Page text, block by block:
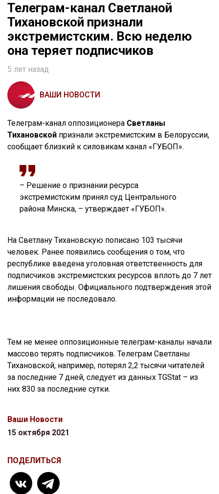
Телеграм-канал Светланой
Тихановской признали
экстремистским. Всю неделю
она теряет подписчиков
5 лет назад
ВАШИ НОВОСТИ
Телеграм-канал оппозиционера Светланы
Тихановской признали экстремистским в Белоруссии,
сообщает близкий к силовикам канал «ГУБОП».
– Решение о признании ресурса
экстремистским принял суд Центрального
района Минска, – утверждает «ГУБОП».
На Светлану Тихановскую пописано 103 тысячи
человек. Ранее появились сообщения о том, что
республике введена уголовная ответственность для
подписчиков экстремистских ресурсов вплоть до 7 лет
лишения свободы. Официального подтверждения этой
информации не последовало.
Тем не менее оппозиционные телеграм-каналы начали
массово терять подписчиков. Телеграм Светланы
Тихановской, например, потерял 2,2 тысячи читателей
за последние 7 дней, следует из данных TGStat – из
них 830 за последние сутки.
Ваши Новости
15 октября 2021
ПОДЕЛИТЬСЯ